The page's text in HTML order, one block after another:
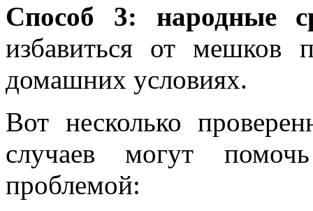
Способ 3: народные
избавиться от мешков
домашних условиях.
Вот несколько
случаев могут
проблемой: